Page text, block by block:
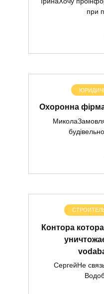
при
Охоронна
Контора
СергейНе